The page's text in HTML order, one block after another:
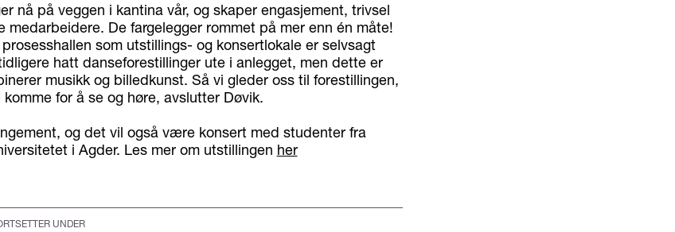
nå på veggen i kantina vår, og skaper engasjement, trivsel
medarbeidere. De fargelegger rommet på mer enn én måte!
som utstillings- og konsertlokale er selvsagt
hatt danseforestillinger ute i anlegget, men dette er
musikk og billedkunst. Så vi gleder oss til forestillingen,
for å se og høre, avslutter Døvik.
og det vil også være konsert med studenter fra
i Agder. Les mer om utstillingen her
UNDER